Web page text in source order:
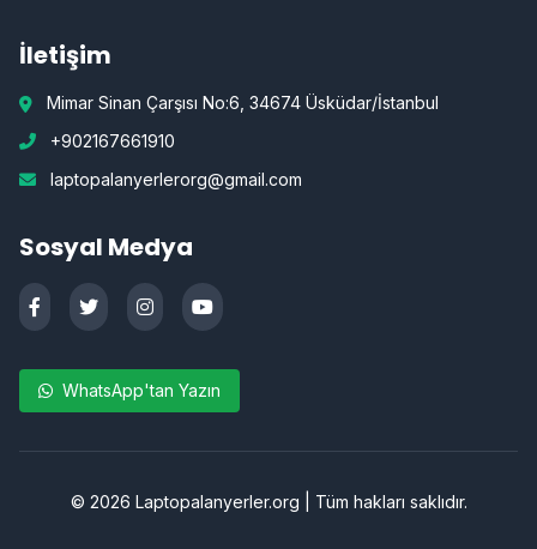
İletişim
Mimar Sinan Çarşısı No:6, 34674 Üsküdar/İstanbul
+902167661910
laptopalanyerlerorg@gmail.com
Sosyal Medya
WhatsApp'tan Yazın
© 2026 Laptopalanyerler.org | Tüm hakları saklıdır.